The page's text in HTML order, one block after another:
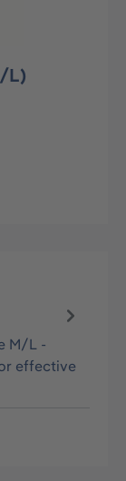
L)
M/L -
effective